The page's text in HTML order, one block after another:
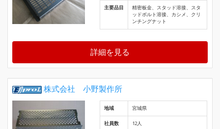
主要品目
精密板金、スタッド溶接、スタ
ッドボルト溶接、カシメ、クリ
ンチングナット
詳細を見る
株式会社 小野製作所
地域 宮城県
社員数 12人